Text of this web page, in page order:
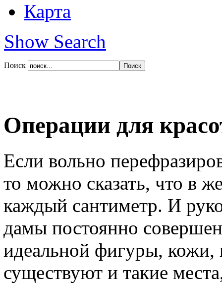
Карта
Show Search
Поиск
Операции для
Если вольно
то можно сказать, что в
каждый сантиметр. И
дамы постоянно
идеальной фигуры, кожи,
существуют и такие